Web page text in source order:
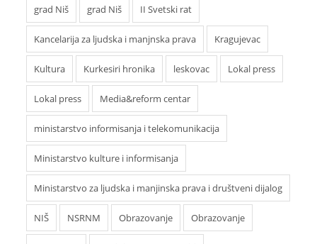
grad Niš grad Niš II Svetski rat
Kancelarija za ljudska i manjnska prava Kragujevac
Kultura Kurkesiri hronika leskovac Lokal press
Lokal press Media&reform centar
ministarstvo informisanja i telekomunikacija
Ministarstvo kulture i informisanja
Ministarstvo za ljudska i manjinska prava i društveni dijalog
NIŠ NSRNM Obrazovanje Obrazovanje